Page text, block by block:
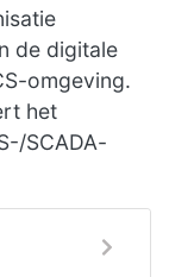
de digitale
omgeving.
het
SCADA-